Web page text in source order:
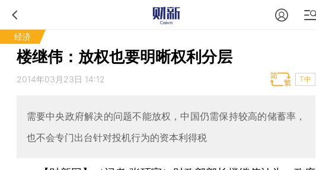
经济
楼继伟：放权也要明晰权利分层
2014年03月23日 14:12 T中
需要中央政府解决的问题不能放权，中国仍需保持较高的储蓄率，
也不会专门出台针对投机行为的资本利得税